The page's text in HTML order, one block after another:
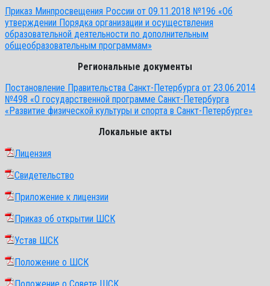
Приказ Минпросвещения России от 09.11.2018 №196 «Об
утверждении Порядка организации и осуществления
образовательной деятельности по дополнительным
общеобразовательным программам»
Региональные документы
Постановление Правительства Санкт-Петербурга от 23.06.2014
№498 «О государственной программе Санкт-Петербурга
«Развитие физической культуры и спорта в Санкт-Петербурге»
Локальные акты
Лицензия
Свидетельство
Приложение к лицензии
Приказ об открытии ШСК
Устав ШСК
Положение о ШСК
Положение о Совете ШСК